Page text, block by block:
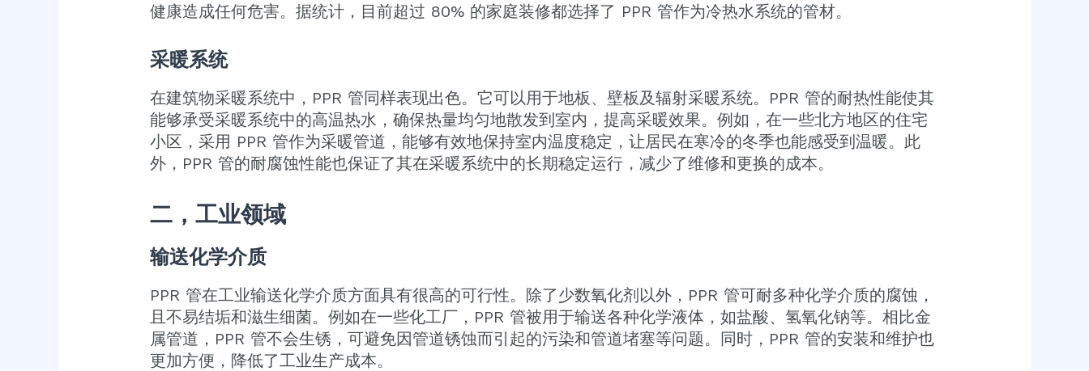
健康造成任何危害。据统计，目前超过 80% 的家庭装修都选择了 PPR 管作为冷热水系统的管材。
采暖系统
在建筑物采暖系统中，PPR 管同样表现出色。它可以用于地板、壁板及辐射采暖系统。PPR 管的耐热性能使其
能够承受采暖系统中的高温热水，确保热量均匀地散发到室内，提高采暖效果。例如，在一些北方地区的住宅
小区，采用 PPR 管作为采暖管道，能够有效地保持室内温度稳定，让居民在寒冷的冬季也能感受到温暖。此
外，PPR 管的耐腐蚀性能也保证了其在采暖系统中的长期稳定运行，减少了维修和更换的成本。
二，工业领域
输送化学介质
PPR 管在工业输送化学介质方面具有很高的可行性。除了少数氧化剂以外，PPR 管可耐多种化学介质的腐蚀，
且不易结垢和滋生细菌。例如在一些化工厂，PPR 管被用于输送各种化学液体，如盐酸、氢氧化钠等。相比金
属管道，PPR 管不会生锈，可避免因管道锈蚀而引起的污染和管道堵塞等问题。同时，PPR 管的安装和维护也
更加方便，降低了工业生产成本。